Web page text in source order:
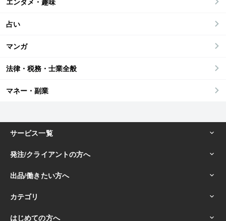
占い
マンガ
法律・税務・士業全般
マネー・副業